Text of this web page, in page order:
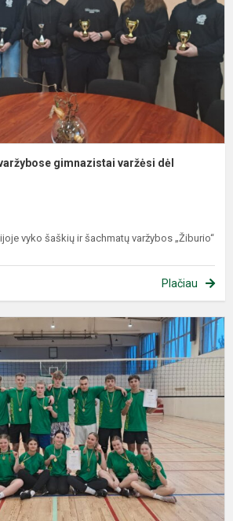
gimnazistai varžėsi dėl
vyko šaškių ir šachmatų varžybos „Žiburio“
Plačiau